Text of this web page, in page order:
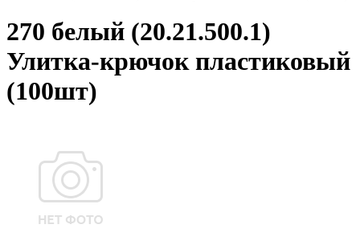
270 белый (20.21.500.1)
Улитка-крючок пластиковый
(100шт)